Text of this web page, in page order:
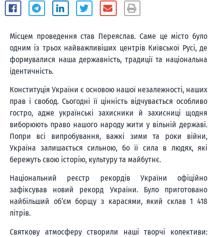
Місцем проведення став Переяслав. Саме це місто було
одним із трьох найважливіших центрів Київської Русі, де
формувалися наша державність, традиції та національна
ідентичність.
Конституція України є основою нашої незалежності, наших
прав і свобод. Сьогодні її цінність відчувається особливо
гостро, адже українські захисники й захисниці щодня
виборюють право нашого народу жити у вільній державі.
Попри всі випробування, важкі зими та роки війни,
Україна залишається сильною, бо її сила в людях, які
бережуть свою історію, культуру та майбутнє.
Національний реєстр рекордів України офіційно
зафіксував новий рекорд України. Було приготовано
найбільший об’єм борщу з карасями, який склав 1 418
літрів.
Святкову атмосферу створили наші творчі колективи: